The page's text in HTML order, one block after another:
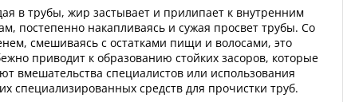
в трубы, жир застывает и прилипает к внутренним
постепенно накапливаясь и сужая просвет трубы. Со
смешиваясь с остатками пищи и волосами, это
приводит к образованию стойких засоров, которые
вмешательства специалистов или использования
специализированных средств для прочистки труб.